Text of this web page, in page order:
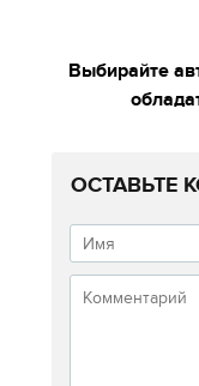
Выбирайте
ОСТАВЬТЕ